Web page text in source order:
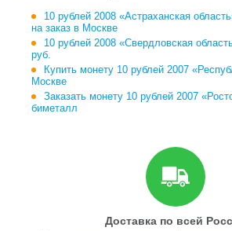
10 рублей 2008 «Астраханская
на заказ в Москве
10 рублей 2008 «Свердловская
руб.
Купить монету 10 рублей 2007
Москве
Заказать монету 10 рублей 2007
биметалл
Доставка по всей